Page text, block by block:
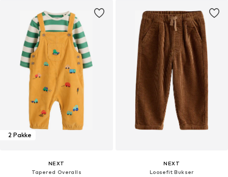
2 Pakke
NEXT
Tapered Overalls
NEXT
Loosefit Bukser